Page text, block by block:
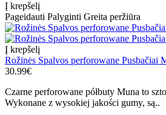
Į krepšelį
Pageidauti Palyginti Greita peržiūra
Į krepšelį
Rožinės Spalvos perforowane Pusbačiai
30.99€
Czarne perforowane półbuty Muna to
Wykonane z wysokiej jakości gumy, są..